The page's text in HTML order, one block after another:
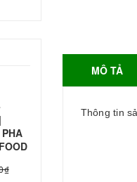
MÔ TẢ
Thông tin
BỘT
TOBEE
Sữa làm